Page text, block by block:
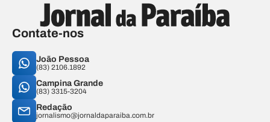
Contate-nos
João Pessoa
(83) 2106.1892
Campina Grande
(83) 3315-3204
Redação
jornalismo@jornaldaparaiba.com.br